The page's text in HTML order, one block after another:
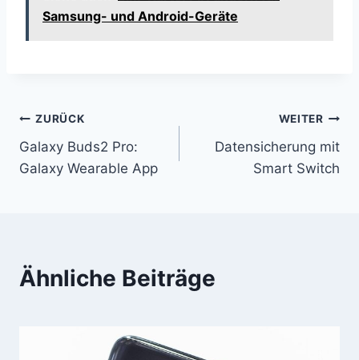
Samsung- und Android-Geräte
Beitragsnavigation
ZURÜCK
Galaxy Buds2 Pro:
Galaxy Wearable App
WEITER
Datensicherung mit
Smart Switch
Ähnliche Beiträge